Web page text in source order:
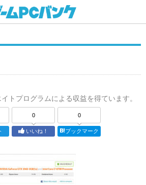
トプログラムによる収益を得ています。
0
いいね！
0
ブックマーク